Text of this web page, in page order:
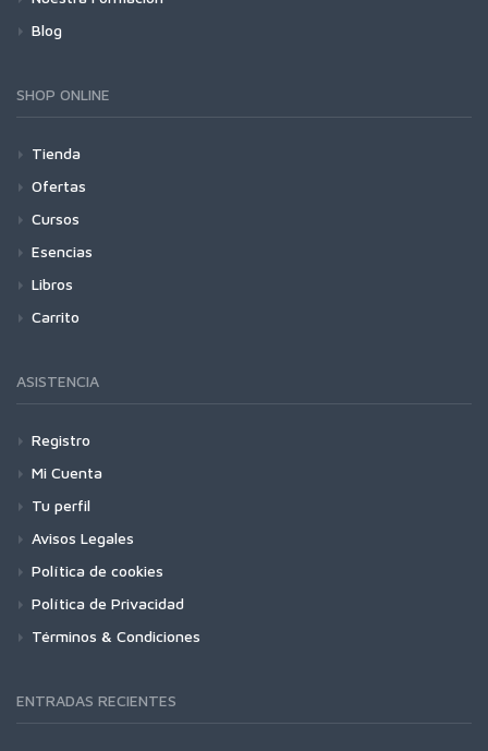
Blog
SHOP ONLINE
Tienda
Ofertas
Cursos
Esencias
Libros
Carrito
ASISTENCIA
Registro
Mi Cuenta
Tu perfil
Avisos Legales
Política de cookies
Política de Privacidad
Términos & Condiciones
ENTRADAS RECIENTES